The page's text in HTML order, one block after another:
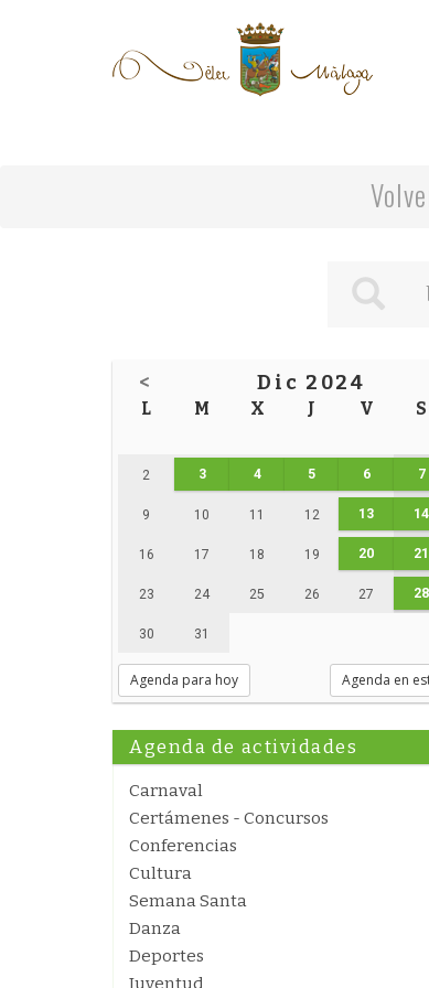
< Dic 2024
L M X J V S
2 3 4 5 6 7
9 10 11 12 13 14
16 17 18 19 20 21
23 24 25 26 27 28
30 31
Agenda para hoy Agenda en
Agenda de actividades
Carnaval
Certámenes - Concursos
Conferencias
Cultura
Semana Santa
Danza
Deportes
Juventud